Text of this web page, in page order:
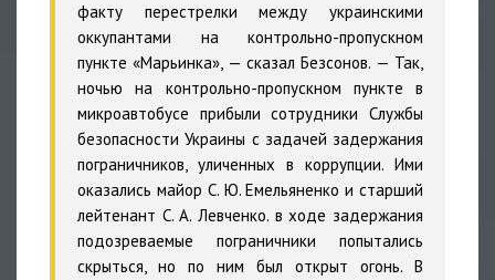
факту перестрелки между украинскими
оккупантами на контрольно-пропускном
пункте «Марьинка», — сказал Безсонов. — Так,
ночью на контрольно-пропускном пункте в
микроавтобусе прибыли сотрудники Службы
безопасности Украины с задачей задержания
пограничников, уличенных в коррупции. Ими
оказались майор С. Ю. Емельяненко и старший
лейтенант С. А. Левченко. в ходе задержания
подозреваемые пограничники попытались
скрыться, но по ним был открыт огонь. В